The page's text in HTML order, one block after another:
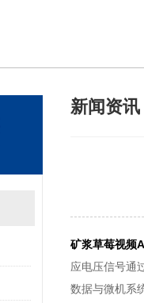
新闻资讯
矿浆草莓视频
应电压信号通
数据与微机系统